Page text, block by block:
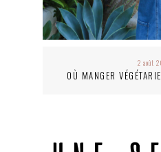
2 août
OÙ MANGER